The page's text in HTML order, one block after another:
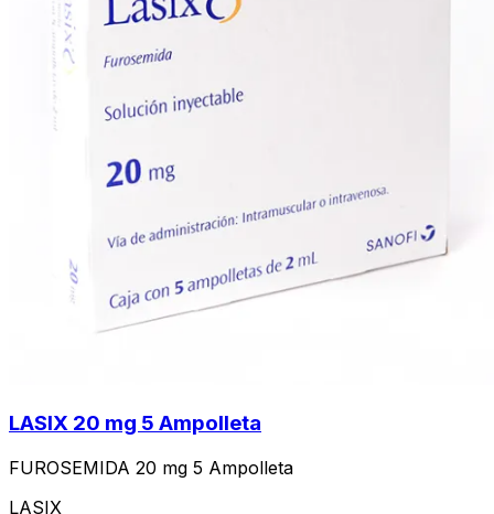
LASIX 20 mg 5 Ampolleta
FUROSEMIDA 20 mg 5 Ampolleta
LASIX